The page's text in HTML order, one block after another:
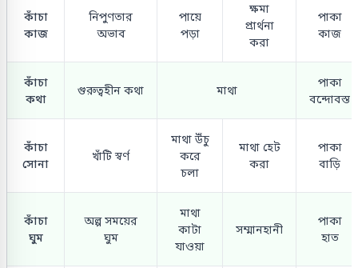
কাঁচা
কাজ
নিপুণতার
অভাব
পায়ে
পড়া
ক্ষমা
প্রার্থনা
করা
পাকা
কাজ
কাঁচা
কথা
গুরুত্বহীন কথা মাথা
পাকা
বন্দোবস্ত
কাঁচা
সোনা
খাঁটি স্বর্ণ
মাথা উঁচু
করে
চলা
মাথা হেট
করা
পাকা
বাড়ি
কাঁচা
ঘুম
অল্প সময়ের
ঘুম
মাথা
কাটা
যাওয়া
সম্মানহানী
পাকা
হাত